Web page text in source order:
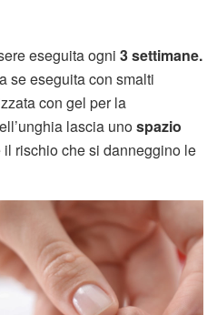
eseguita ogni 3 settimane.
se eseguita con smalti
con gel per la
lascia unospazio
il rischio che si danneggino le